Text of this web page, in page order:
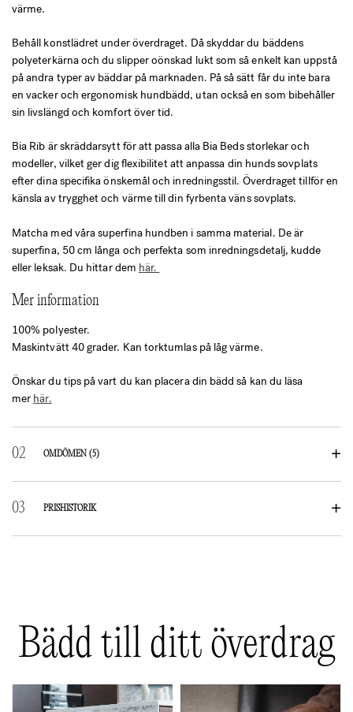
värme.
Behåll konstlädret under överdraget. Då skyddar du bäddens
polyeterkärna och du slipper oönskad lukt som så enkelt kan uppstå
på andra typer av bäddar på marknaden. På så sätt får du inte bara
en vacker och ergonomisk hundbädd, utan också en som bibehåller
sin livslängd och komfort över tid.
Bia Rib är skräddarsytt för att passa alla Bia Beds storlekar och
modeller, vilket ger dig flexibilitet att anpassa din hunds sovplats
efter dina specifika önskemål och inredningsstil. Överdraget tillför en
känsla av trygghet och värme till din fyrbenta väns sovplats.
Matcha med våra superfina hundben i samma material. De är
superfina, 50 cm långa och perfekta som inredningsdetalj, kudde
eller leksak. Du hittar dem här.
Mer information
100% polyester.
Maskintvätt 40 grader. Kan torktumlas på låg värme.
Önskar du tips på vart du kan placera din bädd så kan du läsa
mer här.
OMDÖMEN (5)
5 RECENSIONER AV BIA RIB ÖVERDRAG
PRISHISTORIK
Bädd till ditt överdrag